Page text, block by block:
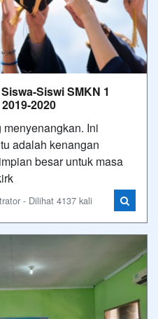
Siswi SMKN 1
2020
Ini
adalah kenangan
besar untuk masa
- Dilihat 4137 kali